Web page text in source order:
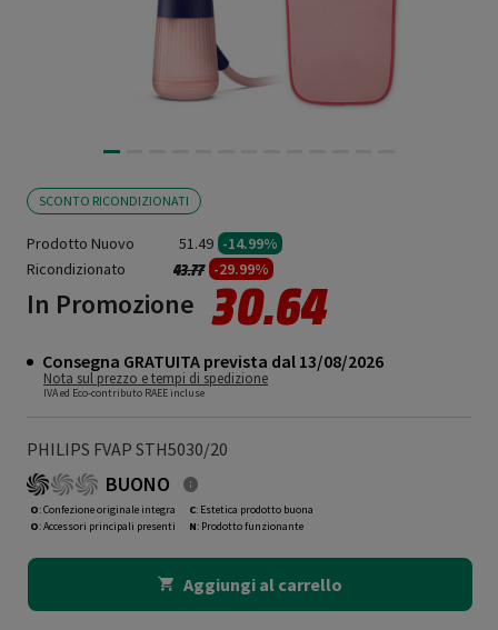
SCONTO RICONDIZIONATI
Prodotto Nuovo 51.49 -14.99%
Ricondizionato
Prezzo ridotto da
43.77a -29.99%
In Promozione 30.64
Consegna GRATUITA prevista dal 13/08/2026
Nota sul prezzo e tempi di spedizione
IVA ed Eco-contributo RAEE incluse
PHILIPS FVAP STH5030/20
BUONO
O: Confezione originale integra
O: Accessori principali presenti
C: Estetica prodotto buona
N: Prodotto funzionante
Aggiungi al carrello